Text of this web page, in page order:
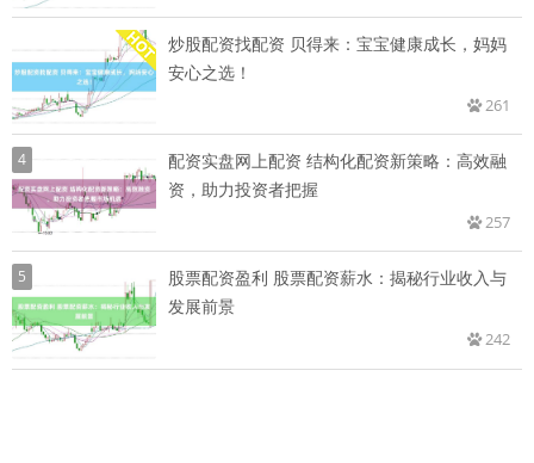
炒股配资找配资 贝得来：宝宝健康成长，妈妈
安心之选！
261
4
配资实盘网上配资 结构化配资新策略：高效融
资，助力投资者把握
257
5
股票配资盈利 股票配资薪水：揭秘行业收入与
发展前景
242